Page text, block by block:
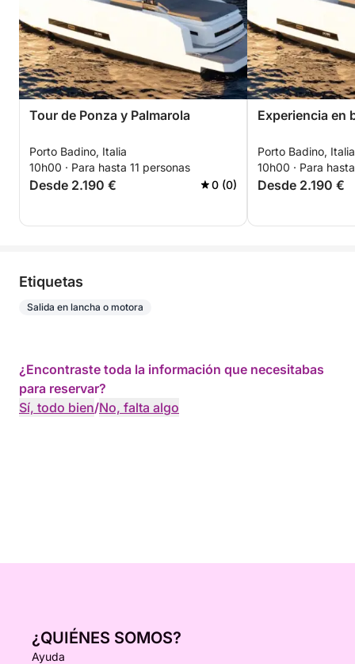
Tour de Ponza y Palmarola
Porto Badino, Italia
10h00 · Para hasta 11 personas
Desde 2.190 € 0 (0)
Experiencia en
Porto Badino, Italia
10h00 · Para
Desde 2.190 €
Etiquetas
Salida en lancha o motora
¿Encontraste toda la información que necesitabas
para reservar?
Sí, todo bien/No, falta algo
¿QUIÉNES SOMOS?
Ayuda